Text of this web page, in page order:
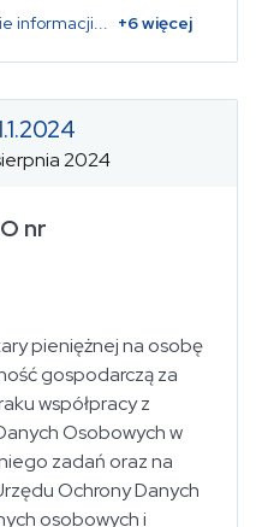
informacji
+6więcej
2024
nr
pieniężnej na osobę
gospodarczą za
współpracy z
Osobowych w
zadań oraz na
Ochrony Danych
osobowych i